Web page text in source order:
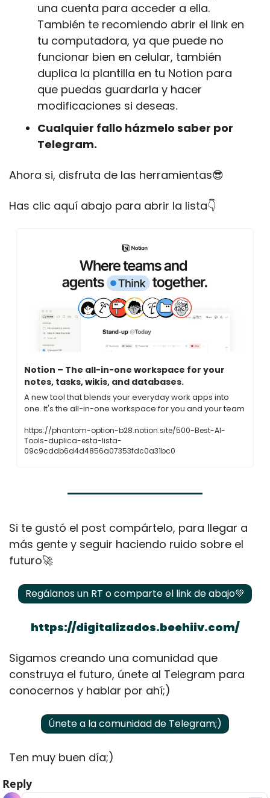
una cuenta para acceder a ella.
También te recomiendo abrir el link en
tu computadora, ya que puede no
funcionar bien en celular, también
duplica la plantilla en tu Notion para
que puedas guardarla y hacer
modificaciones si deseas.
Cualquier fallo házmelo saber por
Telegram.
Ahora si, disfruta de las herramientas😎
Has clic aquí abajo para abrir la lista👇
Notion – The all-in-one workspace for your
notes, tasks, wikis, and databases.
A new tool that blends your everyday work apps into
one. It's the all-in-one workspace for you and your team
https://phantom-option-b28.notion.site/500-Best-AI-
Tools-duplica-esta-lista-
09c9cddb6d4d4856a07353fdc0a31bc0
Si te gustó el post compártelo, para llegar a
más gente y seguir haciendo ruido sobre el
futuro🚀
Regálanos un RT o comparte el link de abajo💚
https://digitalizados.beehiiv.com/
Sigamos creando una comunidad que
construya el futuro, únete al Telegram para
conocernos y hablar por ahí;)
Únete a la comunidad de Telegram;)
Ten muy buen día;)
Reply